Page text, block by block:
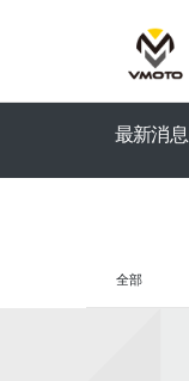
最新消息
全部